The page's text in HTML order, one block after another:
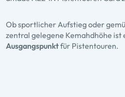
Ob sportlicher Aufstieg oder
zentral gelegene Kemahdhöhe ist
Ausgangspunktfür Pistentouren.